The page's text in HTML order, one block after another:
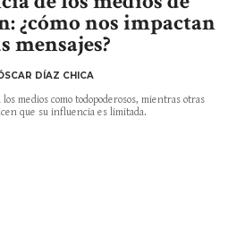
¿cómo nos impactan
mensajes?
DÍAZ CHICA
medios como todopoderosos, mientras otras
que su influencia es limitada.